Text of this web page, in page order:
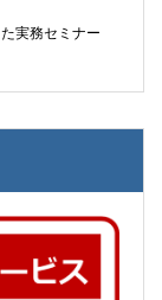
実務セミナー